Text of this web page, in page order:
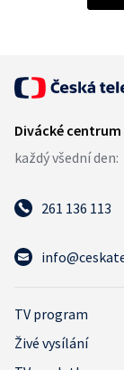
261 136 113
TV program
Živé vysílání